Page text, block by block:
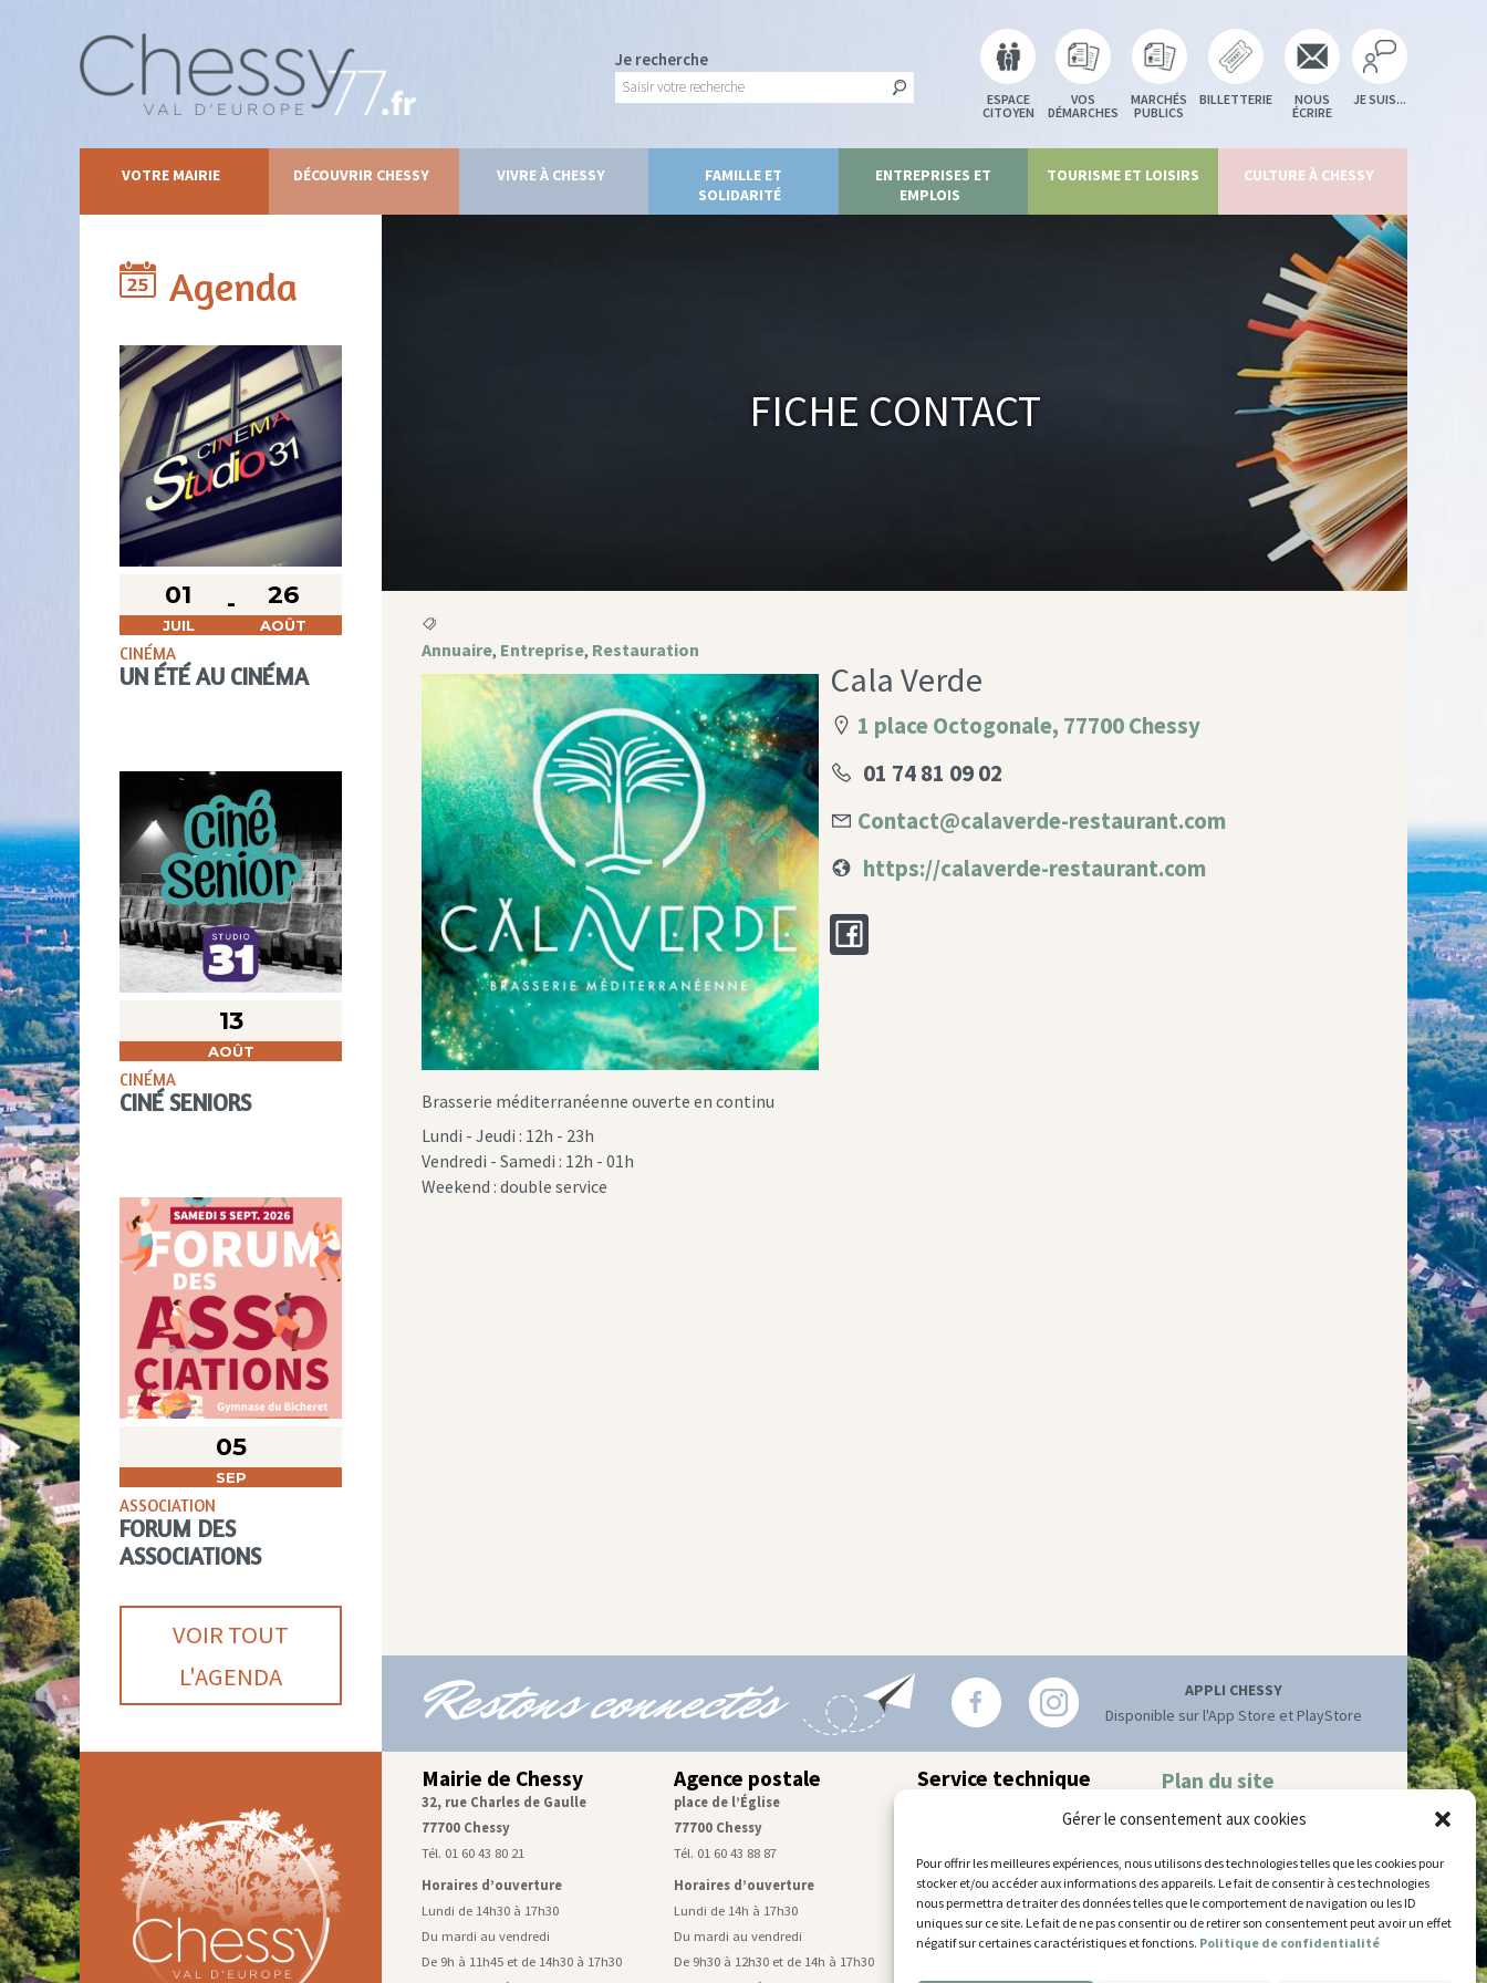
Gérer le consentement aux cookies
Pour offrir les meilleures expériences, nous utilisons des technologies telles que les cookies pour
stocker et/ou accéder aux informations des appareils. Le fait de consentir à ces technologies
nous permettra de traiter des données telles que le comportement de navigation ou les ID
uniques sur ce site. Le fait de ne pas consentir ou de retirer son consentement peut avoir un effet
négatif sur certaines caractéristiques et fonctions. Politique de confidentialité
Je recherche
ESPACE
CITOYEN
VOS
DÉMARCHES
MARCHÉS
PUBLICS
BILLETTERIE
NOUS
ÉCRIRE
JE SUIS...
VOTRE MAIRIE DÉCOUVRIR CHESSY VIVRE À CHESSY
FAMILLE ET
SOLIDARITÉ
ENTREPRISES ET
EMPLOIS
TOURISME ET LOISIRS CULTURE À CHESSY
Agenda
01
JUIL
26
AOÛT
CINÉMA
UN ÉTÉ AU CINÉMA
13
AOÛT
CINÉMA
CINÉ SENIORS
05
SEP
ASSOCIATION
FORUM DES
ASSOCIATIONS
VOIR TOUT
L'AGENDA
Fiche Contact
Annuaire, Entreprise, Restauration
Cala Verde
1 place Octogonale, 77700 Chessy
01 74 81 09 02
Contact@calaverde-restaurant.com
https://calaverde-restaurant.com
Brasserie méditerranéenne ouverte en continu
Lundi - Jeudi : 12h - 23h
Vendredi - Samedi : 12h - 01h
Weekend : double service
Restons connectés
APPLI CHESSY
Disponible sur l'App Store et PlayStore
Mairie de Chessy
32, rue Charles de Gaulle
77700 Chessy
Tél. 01 60 43 80 21
Horaires d’ouverture
Lundi de 14h30 à 17h30
Du mardi au vendredi
De 9h à 11h45 et de 14h30 à 17h30
Agence postale
place de l’Église
77700 Chessy
Tél. 01 60 43 88 87
Horaires d’ouverture
Lundi de 14h à 17h30
Du mardi au vendredi
De 9h30 à 12h30 et de 14h à 17h30
Service technique
77700 Chessy
Horaires d’ouverture
Lundi, mardi et jeudi
De 9h à 11h45 et de 14h30 à 17h30
Plan du site
Mentions légales
Accessibilité
Gestion des cookies